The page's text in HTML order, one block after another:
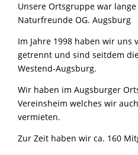
Unsere Ortsgruppe war
Naturfreunde OG. Augsburg
Im Jahre 1998 haben wir uns
getrennt und sind seitdem
Westend-Augsburg.
Wir haben im Augsburger
Vereinsheim welches wir
vermieten.
Zur Zeit haben wir ca. 160